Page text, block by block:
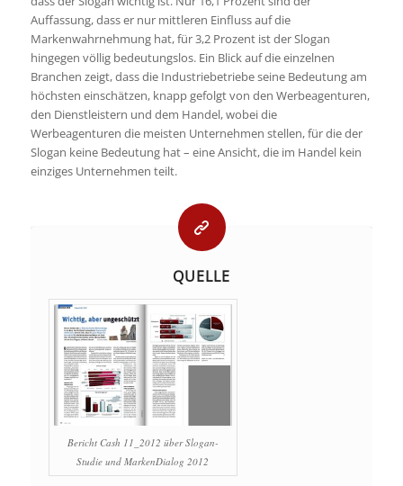
Auffassung, dass er nur mittleren Einfluss auf die
Markenwahrnehmung hat, für 3,2 Prozent ist der Slogan
hingegen völlig bedeutungslos. Ein Blick auf die einzelnen
Branchen zeigt, dass die Industriebetriebe seine Bedeutung am
höchsten einschätzen, knapp gefolgt von den Werbeagenturen,
den Dienstleistern und dem Handel, wobei die
Werbeagenturen die meisten Unternehmen stellen, für die der
Slogan keine Bedeutung hat – eine Ansicht, die im Handel kein
einziges Unternehmen teilt.
QUELLE
Bericht Cash 11_2012 über Slogan-
Studie und MarkenDialog 2012